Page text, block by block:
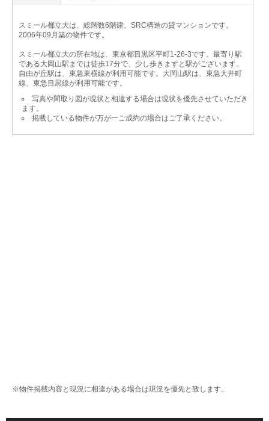
スミール都立大は、総階数6階建、SRC構造の貸マンションです。
2006年09月築の物件です。
スミール都立大の所在地は、東京都目黒区平町1-26-3です。最寄り駅
である大岡山駅までは徒歩17分で、少し歩きますと駅がございます。
自由が丘駅は、東急東横線が利用可能です。大岡山駅は、東急大井町
線、東急目黒線が利用可能です。
写真や間取り図が現状と相違する場合は現状を優先させていただき
ます。
掲載している物件が万が一ご成約の場合はご了承ください。
※物件掲載内容と現況に相違がある場合は現況を優先と致します。